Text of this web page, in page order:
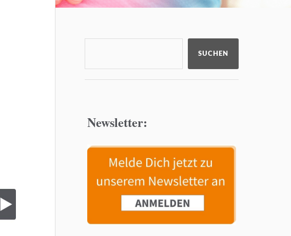
SUCHEN
Newsletter: